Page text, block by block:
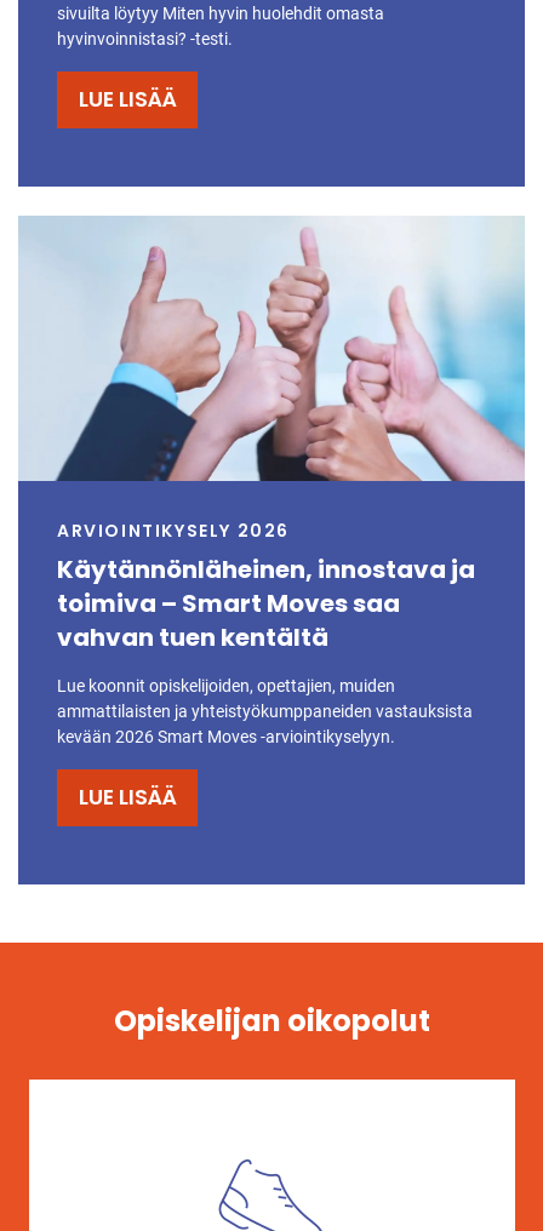
sivuilta löytyy Miten hyvin huolehdit omasta
hyvinvoinnistasi? -testi.
LUE LISÄÄ
ARVIOINTIKYSELY 2026
Käytännönläheinen, innostava ja
toimiva – Smart Moves saa
vahvan tuen kentältä
Lue koonnit opiskelijoiden, opettajien, muiden
ammattilaisten ja yhteistyökumppaneiden vastauksista
kevään 2026 Smart Moves -arviointikyselyyn.
LUE LISÄÄ
Opiskelijan oikopolut